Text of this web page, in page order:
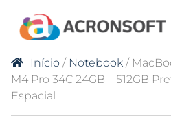
Início / Notebook /
M4 Pro 34C 24GB – 512GB
Espacial